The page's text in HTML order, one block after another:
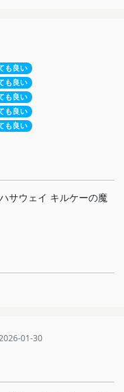
も良い
も良い
も良い
も良い
も良い
サウェイ キルケーの魔
01-30